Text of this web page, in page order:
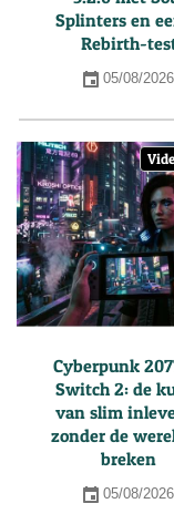
Splinters en
Rebirth-
05/08/2026
Cyberpunk
Switch 2: de
van slim
zonder de
breken
05/08/2026